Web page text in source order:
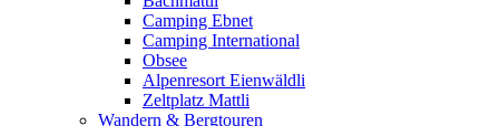
Camping Ebnet
Camping International
Obsee
Alpenresort Eienwäldli
Zeltplatz Mattli
Wandern & Bergtouren